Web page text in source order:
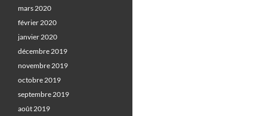
mars 2020
février 2020
janvier 2020
décembre 2019
novembre 2019
octobre 2019
septembre 2019
août 2019